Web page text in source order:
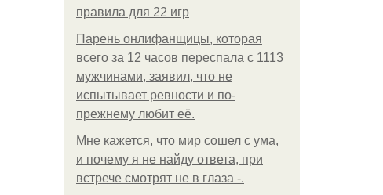
правила для 22 игр
Парень онлифанщицы, которая
всего за 12 часов переспала с 1113
мужчинами, заявил, что не
испытывает ревности и по-
прежнему любит её.
Мне кажется, что мир сошел с ума,
и почему я не найду ответа, при
встрече смотрят не в глаза -.